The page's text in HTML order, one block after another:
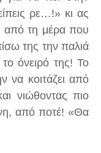
ρε…!» κι ας
από τη μέρα που
της την παλιά
όνειρό της! Το
να κοιτάζει από
νιώθοντας πιο
από ποτέ! «Θα